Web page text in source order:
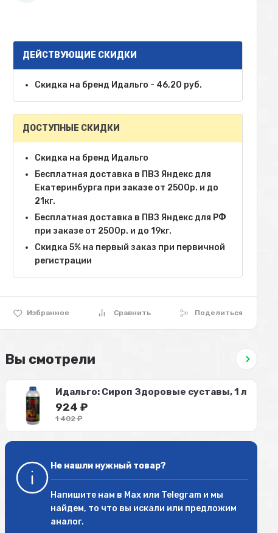
Избранное Сравнить Поделиться
ДЕЙСТВУЮЩИЕ СКИДКИ
Скидка на бренд Идальго - 46,20 руб.
ДОСТУПНЫЕ СКИДКИ
Скидка на бренд Идальго
Бесплатная доставка в ПВЗ Яндекс для
Екатеринбурга при заказе от 2500р. и до
21кг.
Бесплатная доставка в ПВЗ Яндекс для РФ
при заказе от 2500р. и до 19кг.
Скидка 5% на первый заказ при первичной
регистрации
Вы смотрели
Идальго: Сироп Здоровые суставы, 1 л
924₽
1 402₽
Не нашли нужный товар?
Напишите нам в Maxили Telegramи мы
найдем, то что вы искали или предложим
аналог.